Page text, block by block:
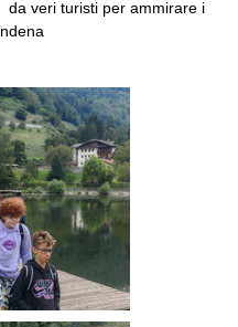
veri turisti per ammirare i